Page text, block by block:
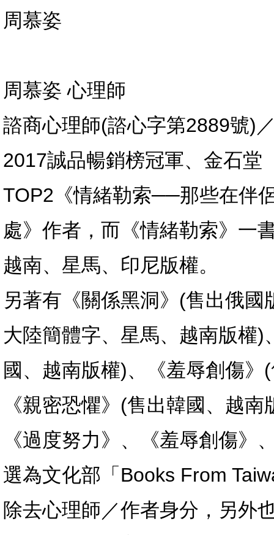
周慕姿
周慕姿 心理師
諮商心理師(諮心字第2889號)
2017誠品暢銷榜冠軍、金石堂
TOP2《情緒勒索──那些在伴
處》作者，而《情緒勒索》一
越南、星馬、印尼版權。
另著有《關係黑洞》(售出俄
大陸簡體字、星馬、越南版權
國、越南版權)、《羞辱創傷
《親密恐懼》(售出韓國、越
《過度努力》、《羞辱創傷》
選為文化部「Books From
除去心理師／作者身分，另外